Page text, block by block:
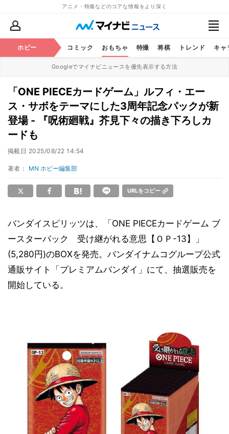
アニメ・特撮などのコアな情報をより深く
ホビー
アニメ コミック おもちゃ 特撮 将棋 トレンド キャ
Googleでマイナビニュースを優先表示する方法
「ONE PIECEカードゲーム」ルフィ・エー
ス・サボをテーマにした3周年記念パックが新
登場 - 『呪術廻戦』芥見下々の描き下ろしカ
ードも
掲載日 2025/08/22 14:54
著者： MN ホビー編集部
URLをコピー
バンダイスピリッツは、「ONE PIECEカードゲーム ブ
ースターパック 受け継がれる意思【ＯＰ-13】」
(5,280円)のBOXを発売。バンダイナムコグループ公式
通販サイト「プレミアムバンダイ」にて、抽選販売を
開始している。